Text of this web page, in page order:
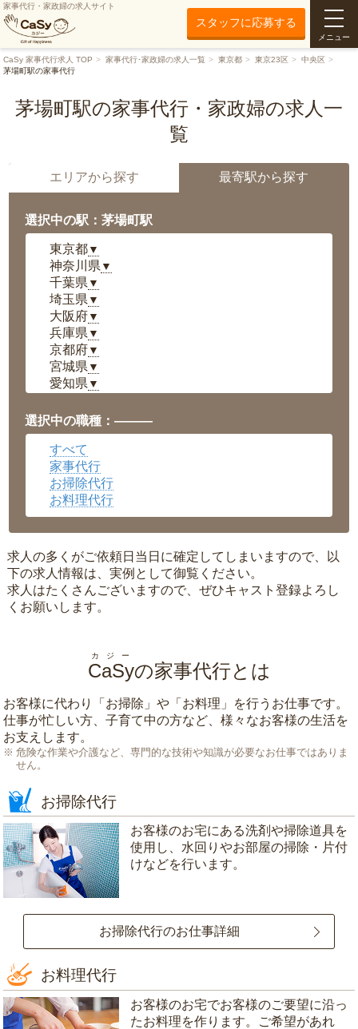
家事代行・家政婦の求人サイト
スタッフに応募する
メニュー
CaSy 家事代行求人 TOP 家事代行･家政婦の求人一覧 東京都 東京23区
中央区
茅場町駅の家事代行
茅場町駅の家事代行・家政婦の求人一
覧
エリアから探す 最寄駅から探す
選択中の駅：茅場町駅
東京都▼
神奈川県 ▼
千葉県 ▼
埼玉県 ▼
大阪府▼
兵庫県 ▼
京都府▼
宮城県 ▼
愛知県 ▼
岡山県▼
広島県▼
沖縄県
選択中の職種：———
すべて
家事代行
お掃除代行
お料理代行
求人の多くがご依頼日当日に確定してしまいますので、以
下の求人情報は、実例として御覧ください。
求人はたくさんございますので、ぜひキャスト登録よろし
くお願いします。
CaSy
カジー
の家事代行とは
お客様に代わり「 お掃除 」や「 お料理 」を行うお仕事です。
仕事が忙しい方、子育て中の方など、様々なお客様の生活を
お支えします。
危険な作業や介護など、専門的な技術や知識が必要なお仕事ではありま
せん。
お掃除代行
お客様のお宅にある洗剤や掃除道具を
使用し、水回りやお部屋の掃除・片付
けなどを行います。
お掃除代行のお仕事詳細
お料理代行
お客様のお宅でお客様のご要望に沿っ
たお料理を作ります。ご希望があれ